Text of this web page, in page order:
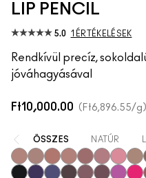
LIP PENCIL
5.0 1 ÉRTÉKELÉSEK
Rendkívül precíz,
jóváhagyásával
Ft10,000.00 Ft6,896.55/g
ÖSSZES NATÚR
Subculture
Stripdown
Boldly Bare
SpiceWhirlDervish
EdgeOak